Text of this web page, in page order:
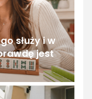
służy i w
jest